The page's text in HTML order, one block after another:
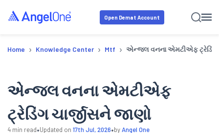
Open Demat Account
Home › Knowledge Center › Mtf › એન્જલ વનના એમટીએફ ટ્રેડિંગ
એન્જલ વનના એમટીએફ
ટ્રેડિંગ ચાર્જીસને જાણો
4 min read•Updated on 17th Jul, 2026•byAngel One